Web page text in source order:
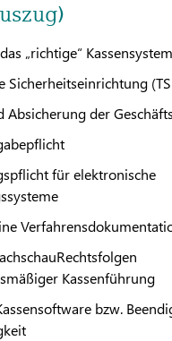
„richtige“
Sicherheitseinrichtung
Absicherung der
für elektronische
Kassenführung
bzw.